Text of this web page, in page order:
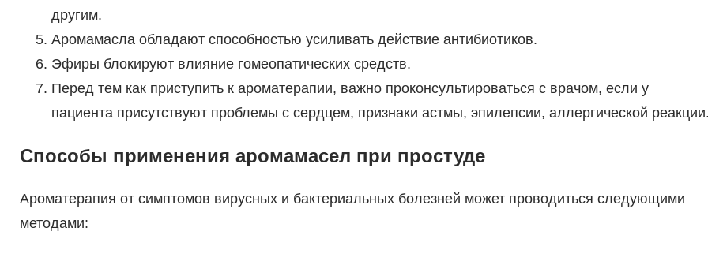
другим.
Аромамасла обладают способностью усиливать действие антибиотиков.
Эфиры блокируют влияние гомеопатических средств.
Перед тем как приступить к ароматерапии, важно проконсультироваться с врачом, если у
пациента присутствуют проблемы с сердцем, признаки астмы, эпилепсии, аллергической
Способы применения аромамасел при простуде
Ароматерапия от симптомов вирусных и бактериальных болезней может проводиться следующими
методами: